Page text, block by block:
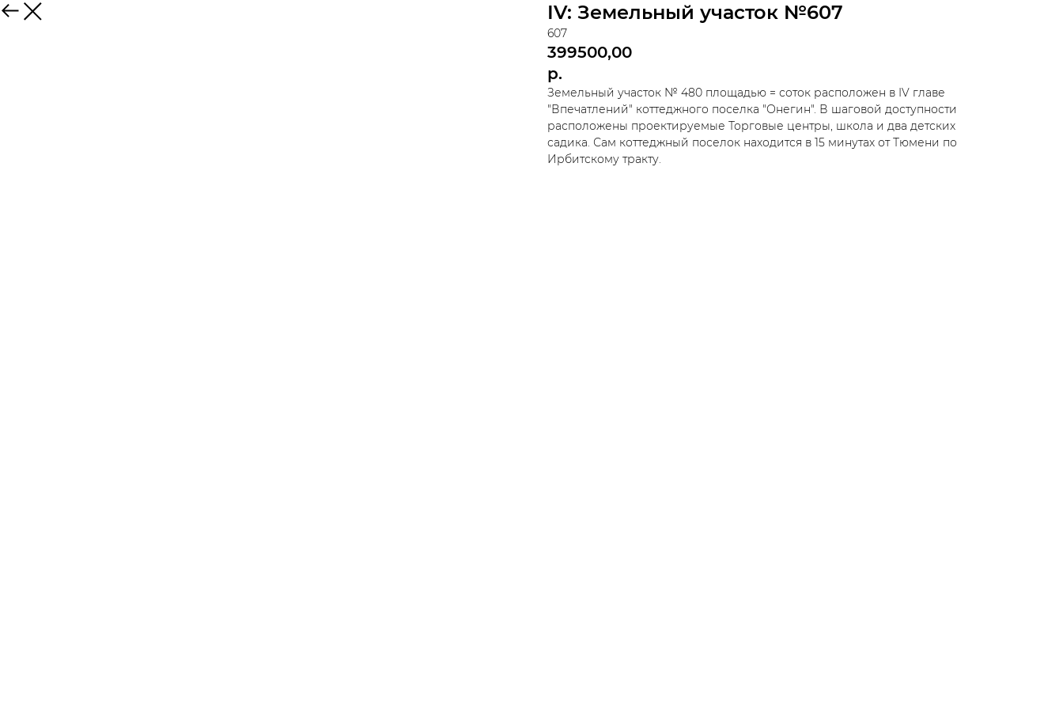
IV: Земельный участок №607
607
399500,00
р.
Земельный участок № 480 площадью = соток расположен в IV главе
"Впечатлений" коттеджного поселка "Онегин". В шаговой доступности
расположены проектируемые Торговые центры, школа и два детских
садика. Сам коттеджный поселок находится в 15 минутах от Тюмени по
Ирбитскому тракту.